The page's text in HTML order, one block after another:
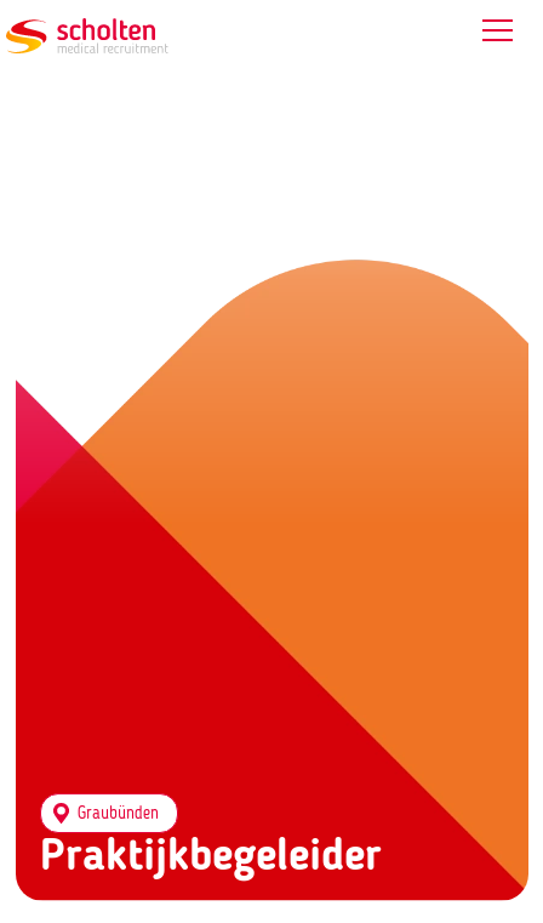
Praktijkbegeleider
Graubünden